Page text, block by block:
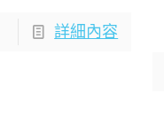
詳細內容